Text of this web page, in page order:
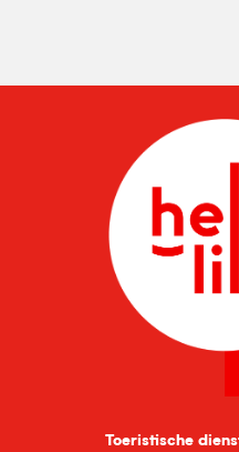
Toeristische